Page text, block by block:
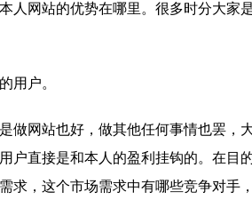
人网站的优势在哪里。很多时分大家
用户。
做网站也好，做其他任何事情也罢，
户直接是和本人的盈利挂钩的。在目
求，这个市场需求中有哪些竞争对手